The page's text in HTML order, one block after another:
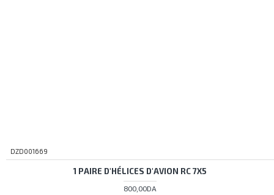
DZD001669
1 PAIRE D'HÉLICES D'AVION RC 7X5
800,00DA